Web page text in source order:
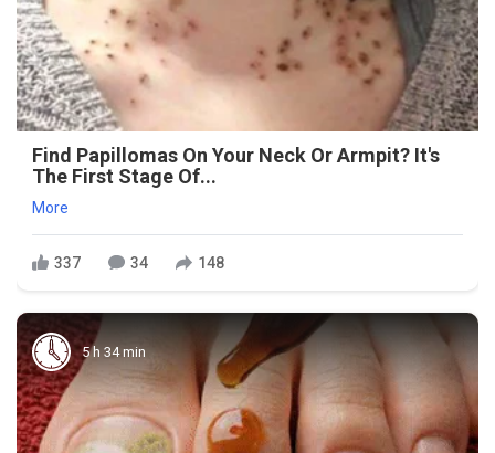
Find Papillomas On Your Neck Or Armpit? It's
The First Stage Of...
More
337 34 148
5 h 34 min